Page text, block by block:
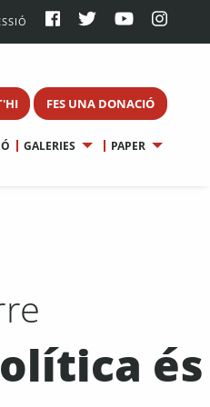
FES UNA DONACIÓ
GALERIES PAPER
és